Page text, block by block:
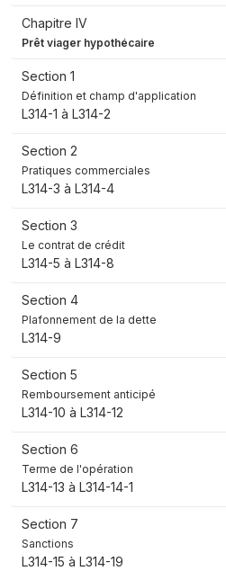
Chapitre IV
Prêt viager hypothécaire
Section 1
Définition et champ d'application
L314-1 à L314-2
Section 2
Pratiques commerciales
L314-3 à L314-4
Section 3
Le contrat de crédit
L314-5 à L314-8
Section 4
Plafonnement de la dette
L314-9
Section 5
Remboursement anticipé
L314-10 à L314-12
Section 6
Terme de l'opération
L314-13 à L314-14-1
Section 7
Sanctions
L314-15 à L314-19